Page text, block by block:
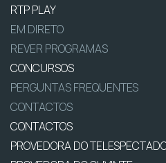
RTP PLAY
EM DIRETO
REVER PROGRAMAS
CONCURSOS
PERGUNTAS FREQUENTES
CONTACTOS
CONTACTOS
PROVEDORA DO